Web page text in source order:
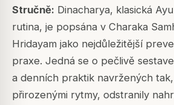
Stručně: Dinacharya, klasická
rutina, je popsána v Charaka
Hridayam jako nejdůležitější
praxe. Jedná se o pečlivě
a denních praktik navržených
přirozenými rytmy, odstranily